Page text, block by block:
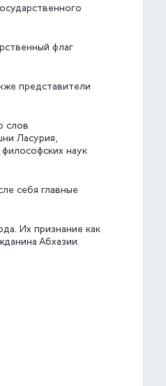
флаг
представители
слов
Ласурия,
наук
себя главные
Их признание как
Абхазии.